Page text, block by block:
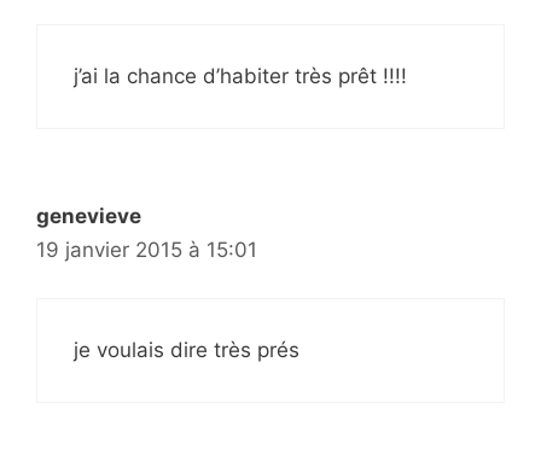
j’ai la chance d’habiter très prêt !!!!
genevieve
19 janvier 2015 à 15:01
je voulais dire très prés